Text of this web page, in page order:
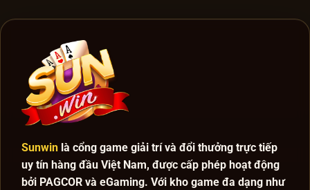
Sunwinlà cổng game giải trí và đổi thưởng trực tiếp
uy tín hàng đầu Việt Nam, được cấp phép hoạt động
bởi PAGCOR và eGaming. Với kho game đa dạng như